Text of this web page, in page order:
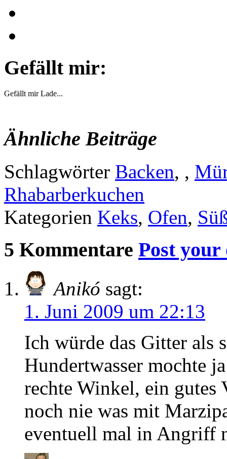
Gefällt mir:
Gefällt mir Lade...
Ähnliche Beiträge
Schlagwörter Backen, ,
Rhabarberkuchen
Kategorien Keks, Ofen,
5 Kommentare Post your
Anikó sagt:
1. Juni 2009 um 22:13
Ich würde das Gitter als
Hundertwasser mochte
rechte Winkel, ein
noch nie was mit
eventuell mal in Angriff